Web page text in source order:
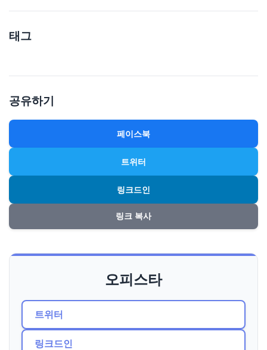
태그
공유하기
페이스북
트위터
링크드인
링크 복사
오피스타
트위터
링크드인